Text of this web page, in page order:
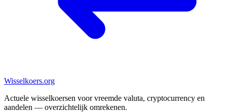
Wisselkoers.org
Actuele wisselkoersen voor vreemde valuta, cryptocurrency en
aandelen — overzichtelijk omrekenen.